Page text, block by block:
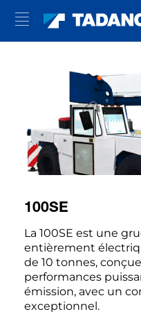
100SE
La 100SE est une
entièrement
de 10 tonnes,
performances
émission, avec un
exceptionnel.